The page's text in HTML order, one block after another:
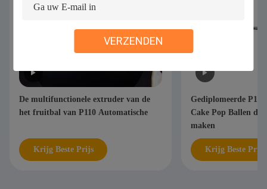
VERZENDEN
De multifunctionele extruder van de
het fruitbal van P110 Automatische
Krijg Beste Prijs
Gediplomeerde
Cake Pop Ballen die
maken
Krijg Beste Prijs